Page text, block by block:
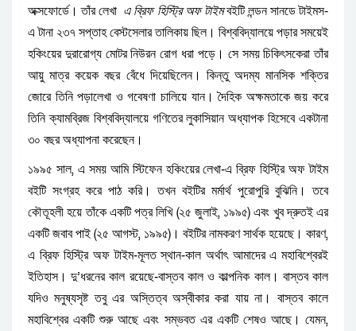
অক্সফোর্ডে। তাঁর লেখা এ ব্রিফ হিস্ট্রি অফ টাইম বইটি লন্ডন সানডে টাইমস-
এ টানা ২৩৭ সপ্তাহ বেস্টসেলার তালিকায় ছিল। বিশ্ববিদ্যালয়ে পড়ার সময়েই
হকিংয়ের দুরারোগ্য মোটর নিউরন রোগ ধরা পড়ে। সে সময় চিকিৎসকেরা তাঁর
আয়ু মাত্র কয়েক বছর বেঁধে দিয়েছিলেন। কিন্তু অদম্য মানসিক শক্তির
জোরে তিনি পড়ালেখা ও গবেষণা চালিয়ে যান। দৈহিক অক্ষমতাকে জয় করে
তিনি ক্যামব্রিজ বিশ্ববিদ্যালয়ে গণিতের লুকাসিয়ান অধ্যাপক হিসেবে একটানা
৩০ বছর অধ্যাপনা করেছেন।
১৯৯৫ সাল, এ সময় আমি স্টিফেন হকিংয়ের লেখা-এ ব্রিফ হিস্ট্রি অফ টাইম
বইটি সংগ্রহ করে পাঠ করি। তখন বইটির মর্মার্থ পুরোপুরি বুঝিনি।
তবে
কৌতূহলী হয়ে তাঁকে একটি পত্র লিখি(২৫ জুলাই, ১৯৯৫)এবং খুব দ্রুতই এর
একটি জবাব পাই (২৫ আগস্ট, ১৯৯৫) । বইটির নামকরণ সার্থক হয়েছে। কারণ,
এ ব্রিফ হিস্ট্রি অফ টাইম-মূলত স্থান-কাল অর্থাৎ আমাদের এ মহাবিশ্বেরই
ইতিহাস। দু’ধরনের কাল রয়েছে-বাস্তব কাল ও কাল্পনিক কাল। বাস্তব কাল
যদিও মনুষ্যসৃষ্ট তবু এর অস্তিত্ব অস্বীকার করা যায় না । বাস্তব কালে
মহাবিশ্বের একটি শুরু আছে এবং সম্ভবত এর একটি শেষও আছে। যেমন,